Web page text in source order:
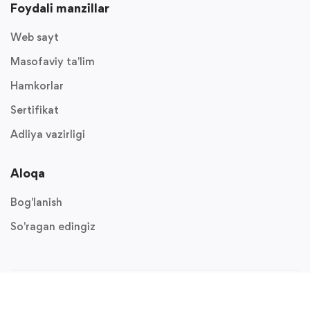
Foydali manzillar
Web sayt
Masofaviy ta'lim
Hamkorlar
Sertifikat
Adliya vazirligi
Aloqa
Bog'lanish
So'ragan edingiz